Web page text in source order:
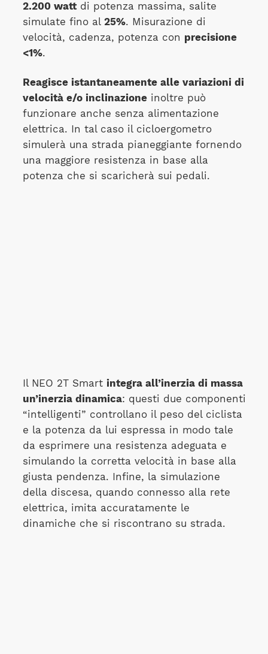
2.200 wattdi potenza massima, salite
simulate fino al 25%. Misurazione di
velocità, cadenza, potenza con precisione
<1%.
Reagisce istantaneamente alle variazioni di
velocità e/o inclinazioneinoltre può
funzionare anche senza alimentazione
elettrica. In tal caso il cicloergometro
simulerà una strada pianeggiante fornendo
una maggiore resistenza in base alla
potenza che si scaricherà sui pedali.
Il NEO 2T Smart integra all’inerzia di massa
un’inerzia dinamica: questi due componenti
“intelligenti” controllano il peso del ciclista
e la potenza da lui espressa in modo tale
da esprimere una resistenza adeguata e
simulando la corretta velocità in base alla
giusta pendenza. Infine, la simulazione
della discesa, quando connesso alla rete
elettrica, imita accuratamente le
dinamiche che si riscontrano su strada.